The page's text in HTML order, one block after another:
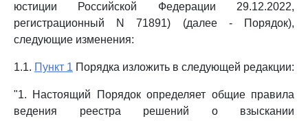
юстиции Российской Федерации 29.12.2022,
регистрационный N 71891) (далее - Порядок),
следующие изменения:
1.1. Пункт 1 Порядка изложить в следующей редакции:
"1. Настоящий Порядок определяет общие правила
ведения реестра решений о взыскании